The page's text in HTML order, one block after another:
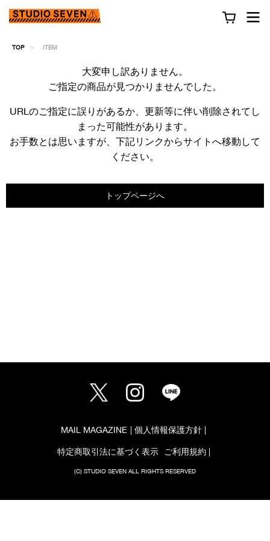
TOP ITEM
大変申し訳ありません。
ご指定の商品が見つかりませんでした。
URLのご指定に誤りがあるか、更新等に伴い削除されてし
まった可能性があります。
お手数とは思いますが、下記リンクからサイトへ移動して
ください。
トップページへ
MAIL MAGAZINE 個人情報保護方針
特定商取引法に基づく表示 ご利用規約
(C) STUDIO SEVEN ALL RIGHTS RESERVED